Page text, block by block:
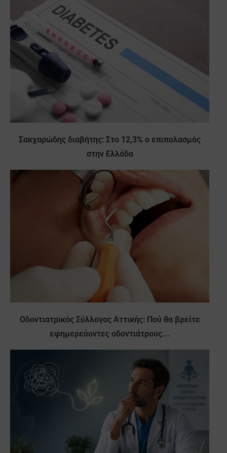
Σακχαρώδης διαβήτης: Στο 12,3% ο επιπολασμός
στην Ελλάδα
Οδοντιατρικός Σύλλογος Αττικής: Πού θα βρείτε
εφημερεύοντες οδοντιάτρους...